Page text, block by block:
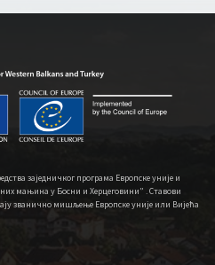
заједничког програма Европске уније и
мањина у Босни и Херцеговини” . Ставови
званично мишљење Европске уније или Вијећа